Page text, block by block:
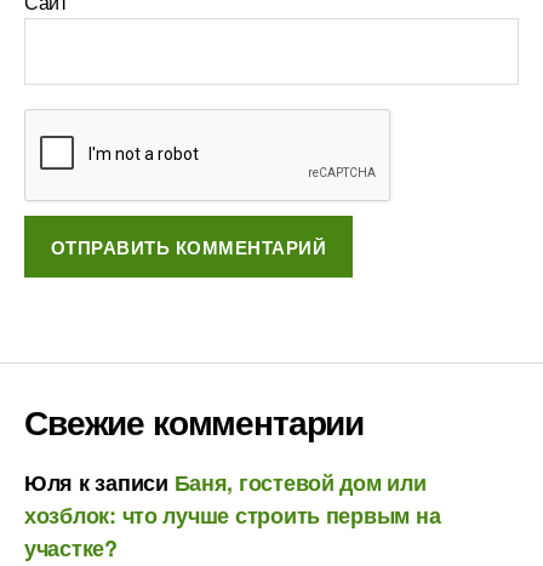
Свежие комментарии
Юля к записи Баня, гостевой дом или
хозблок: что лучше строить первым на
участке?